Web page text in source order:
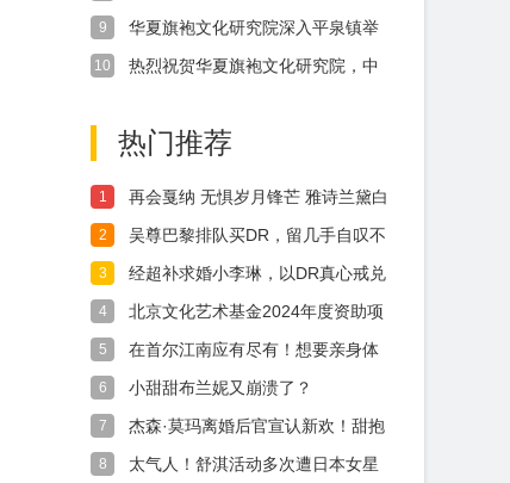
9
华夏旗袍文化研究院深入平泉镇举
10
热烈祝贺华夏旗袍文化研究院，中
热门推荐
1
再会戛纳 无惧岁月锋芒 雅诗兰黛白
2
吴尊巴黎排队买DR，留几手自叹不
3
经超补求婚小李琳，以DR真心戒兑
4
北京文化艺术基金2024年度资助项
5
在首尔江南应有尽有！想要亲身体
6 小甜甜布兰妮又崩溃了？
7
杰森·莫玛离婚后官宣认新欢！甜抱
8
太气人！舒淇活动多次遭日本女星